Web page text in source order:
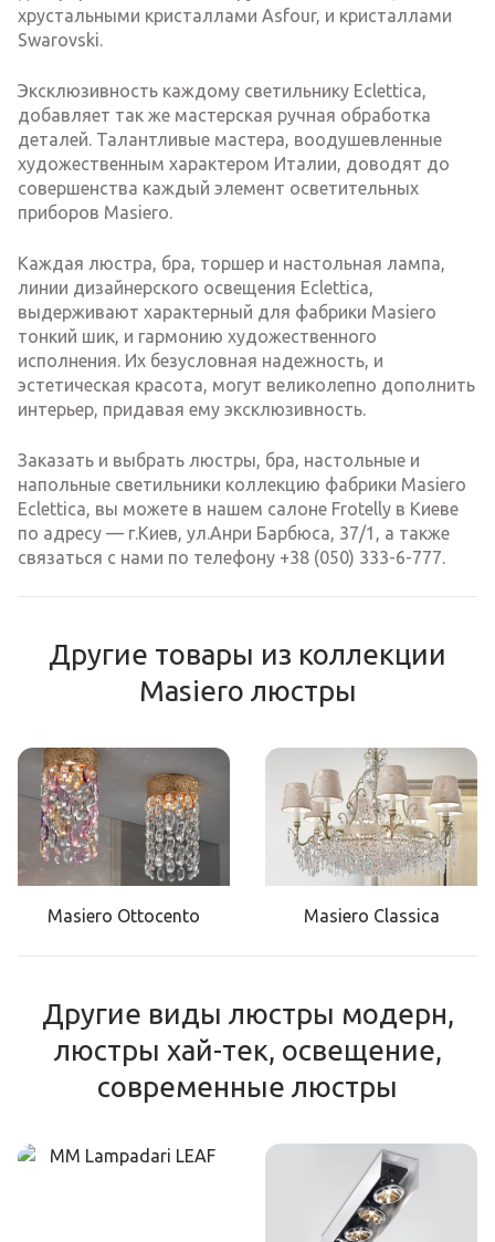
хрустальными кристаллами Asfour, и кристаллами
Swarovski.
Эксклюзивность каждому светильнику Eclettica,
добавляет так же мастерская ручная обработка
деталей. Талантливые мастера, воодушевленные
художественным характером Италии, доводят до
совершенства каждый элемент осветительных
приборов Masiero.
Каждая люстра, бра, торшер и настольная лампа,
линии дизайнерского освещения Eclettica,
выдерживают характерный для фабрики Masiero
тонкий шик, и гармонию художественного
исполнения. Их безусловная надежность, и
эстетическая красота, могут великолепно дополнить
интерьер, придавая ему эксклюзивность.
Заказать и выбрать люстры, бра, настольные и
напольные светильники коллекцию фабрики Masiero
Eclettica, вы можете в нашем салоне Frotelly в Киеве
по адресу — г.Киев, ул.Анри Барбюса, 37/1, а также
связаться с нами по телефону +38 (050) 333-6-777.
Другие товары из коллекции
Masiero люстры
Masiero Ottocento Masiero Classica
Другие виды люстры модерн,
люстры хай-тек, освещение,
современные люстры